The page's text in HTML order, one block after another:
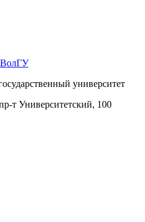
университет
т Университетский, 100